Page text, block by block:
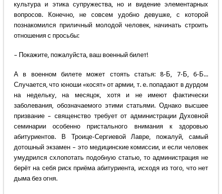
культура и этика супружества, но и видение элементарных
вопросов. Конечно, не совсем удобно девушке, с которой
познакомился приличный молодой человек, начинать строить
отношения с просьбы:
– Покажите, пожалуйста, ваш военный билет!
А в военном билете может стоять статья: 8-Б, 7-Б, 6-Б...
Случается, что юноши «косят» от армии, т. е. попадают в дурдом
на недельку, на месяцок, хотя и не имеют фактически
заболевания, обозначаемого этими статьями. Однако высшее
призвание – священство требует от администрации Духовной
семинарии особенно пристального внимания к здоровью
абитуриентов. В Троице-Сергиевой Лавре, пожалуй, самый
дотошный экзамен – это медицинские комиссии, и если человек
умудрился схлопотать подобную статью, то администрация не
берёт на себя риск приёма абитуриента, исходя из того, что нет
дыма без огня.